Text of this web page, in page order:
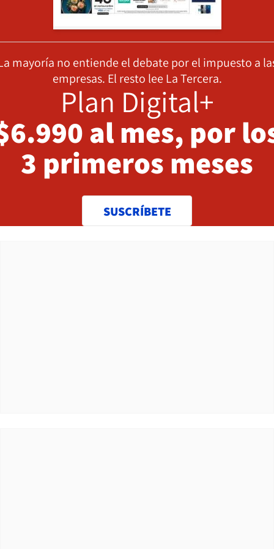
mayoría no entiende el debate por el impuesto a
empresas. El resto lee La Tercera.
Plan Digital+
al mes, por
3 primeros meses
SUSCRÍBETE